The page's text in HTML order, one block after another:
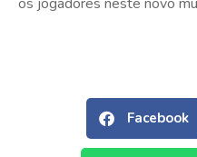
Facebook